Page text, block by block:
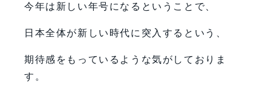
今年は新しい年号になるということで、
日本全体が新しい時代に突入するという、
期待感をもっているような気がしておりま
す。